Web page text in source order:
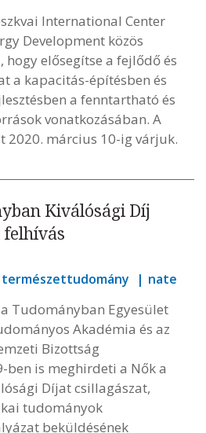
International Center
Development közös
elősegítse a fejlődő és
a kapacitás-építésben és
a fenntartható és
vonatkozásában. A
2020. március 10-ig várjuk.
Kiválósági Díj
felhívás
természettudomány nate
Tudományban Egyesület
Akadémia és az
Bizottság
ben is meghirdeti a Nők a
Díjat csillagászat,
tudományok
beküldésének